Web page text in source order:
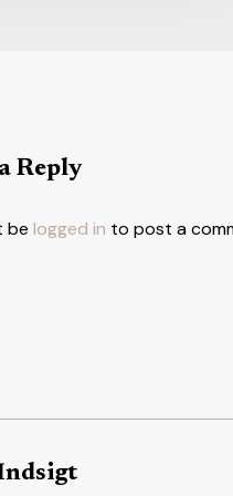
Reply
be logged in to post a